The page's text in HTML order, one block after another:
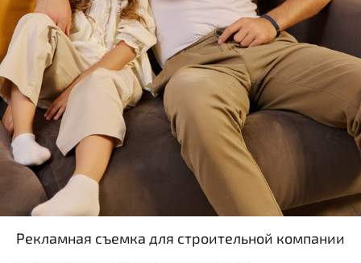
Рекламная съемка для строительной компании